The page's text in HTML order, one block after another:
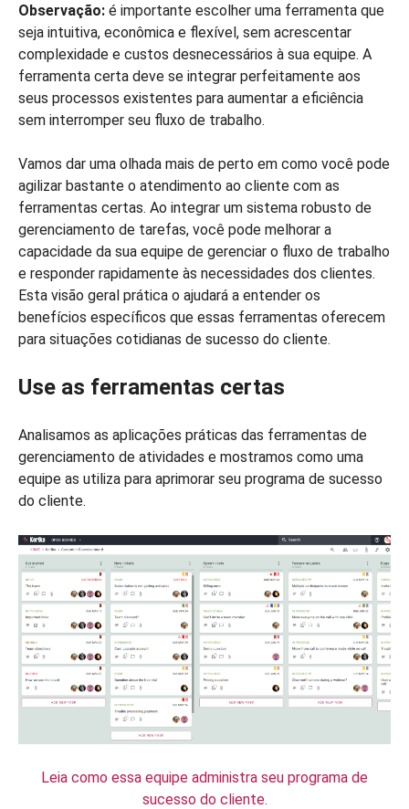
Observação: é importante escolher uma ferramenta que
seja intuitiva, econômica e flexível, sem acrescentar
complexidade e custos desnecessários à sua equipe. A
ferramenta certa deve se integrar perfeitamente aos
seus processos existentes para aumentar a eficiência
sem interromper seu fluxo de trabalho.
Vamos dar uma olhada mais de perto em como você pode
agilizar bastante o atendimento ao cliente com as
ferramentas certas. Ao integrar um sistema robusto de
gerenciamento de tarefas, você pode melhorar a
capacidade da sua equipe de gerenciar o fluxo de trabalho
e responder rapidamente às necessidades dos clientes.
Esta visão geral prática o ajudará a entender os
benefícios específicos que essas ferramentas oferecem
para situações cotidianas de sucesso do cliente.
Use as ferramentas certas
Analisamos as aplicações práticas das ferramentas de
gerenciamento de atividades e mostramos como uma
equipe as utiliza para aprimorar seu programa de sucesso
do cliente.
Leia como essa equipe administra seu programa de
sucesso do cliente.